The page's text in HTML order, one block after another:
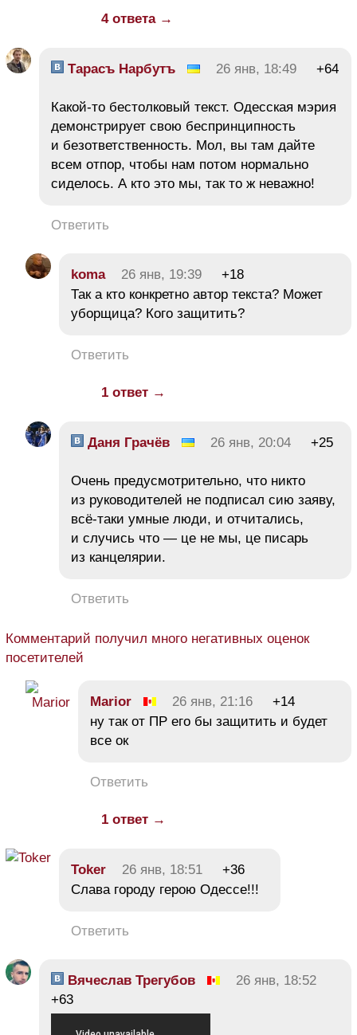
4 ответа →
Тарасъ Нарбутъ 26 янв, 18:49 +64
Какой-то бестолковый текст. Одесская мэрия
демонстрирует свою беспринципность
и безответственность. Мол, вы там дайте
всем отпор, чтобы нам потом нормально
сиделось. А кто это мы, так то ж неважно!
Ответить
koma 26 янв, 19:39
+18
Так а кто конкретно автор текста? Может
уборщица? Кого защитить?
Ответить
1 ответ →
Даня Грачёв 26 янв, 20:04 +25
Очень предусмотрительно, что никто
из руководителей не подписал сию заяву,
всё-таки умные люди, и отчитались,
и случись что — це не мы, це писарь
из канцелярии.
Ответить
Комментарий получил много негативных оценок
посетителей
Marior 26 янв, 21:16
+14
ну так от ПР его бы защитить и будет
все ок
Ответить
1 ответ →
Toker 26 янв, 18:51
+36
Слава городу герою Одессе!!!
Ответить
Вячеслав Трегубов
26 янв, 18:52
+63